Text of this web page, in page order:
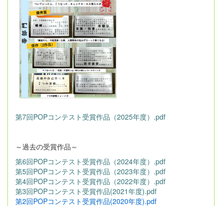
第7回POPコンテスト受賞作品（2025年度）.pdf
～過去の受賞作品～
第6回POPコンテスト受賞作品（2024年度）.pdf
第5回POPコンテスト受賞作品（2023年度）.pdf
第4回POPコンテスト受賞作品（2022年度）.pdf
第3回POPコンテスト受賞作品(2021年度).pdf
第2回POPコンテスト受賞作品(2020年度).pdf